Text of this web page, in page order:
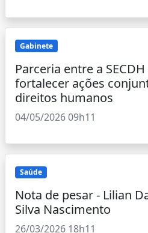
Gabinete
Parceria entre a
fortalecer ações
direitos humanos
04/05/2026 09h11
Saúde
Nota de pesar - Lilian
Silva Nascimento
26/03/2026 18h11